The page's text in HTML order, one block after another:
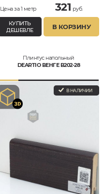
Цена за 1 метр 321 руб.
КУПИТЬ
ДЕШЕВЛЕ
В КОРЗИНУ
Плинтус напольный
DEARTIO ВЕНГЕ B202-28
В НАЛИЧИИ